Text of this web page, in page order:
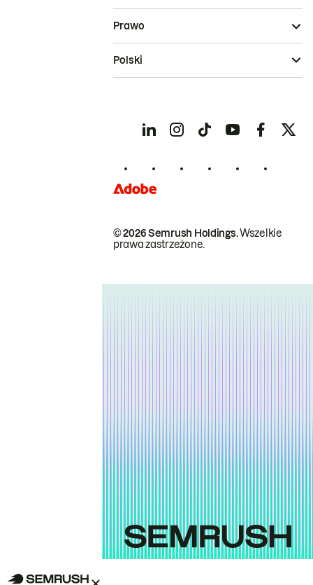
© 2026 Semrush Holdings.Wszelkie
prawa zastrzeżone.
Prawo
Polski